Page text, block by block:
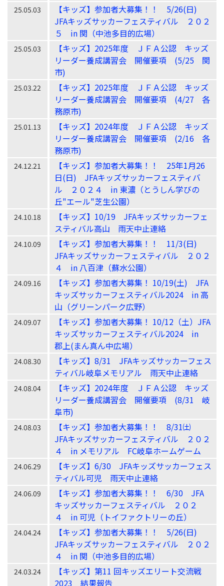
25.05.03
【キッズ】参加者大募集！！ 5/26(日)
JFAキッズサッカーフェスティバル ２０２
５ in 関（中池多目的広場）
25.05.03
【キッズ】2025年度 ＪＦＡ公認 キッズ
リーダー養成講習会 開催要項 (5/25 関
市)
25.03.22
【キッズ】2025年度 ＪＦＡ公認 キッズ
リーダー養成講習会 開催要項 (4/27 各
務原市)
25.01.13
【キッズ】2024年度 ＪＦＡ公認 キッズ
リーダー養成講習会 開催要項 (2/16 各
務原市)
24.12.21
【キッズ】参加者大募集！！ 25年1月26
日(日) JFAキッズサッカーフェスティバ
ル ２０２４ in 東濃（とうしん学びの
丘"エール"芝生公園）
24.10.18
【キッズ】10/19 JFAキッズサッカーフェ
スティバル高山 雨天中止連絡
24.10.09
【キッズ】参加者大募集！！ 11/3(日)
JFAキッズサッカーフェスティバル ２０２
４ in 八百津（蘇水公園）
24.09.16
【キッズ】参加者大募集！ 10/19(土) JFA
キッズサッカーフェスティバル2024 in 高
山（グリーンパーク広野）
24.09.07
【キッズ】参加者大募集！ 10/12（土）JFA
キッズサッカーフェスティバル2024 in
郡上(まん真ん中広場）
24.08.30
【キッズ】8/31 JFAキッズサッカーフェス
ティバル岐阜メモリアル 雨天中止連絡
24.08.04
【キッズ】2024年度 ＪＦＡ公認 キッズ
リーダー養成講習会 開催要項 (8/31 岐
阜市)
24.08.03
【キッズ】参加者大募集！！ 8/31㈯
JFAキッズサッカーフェスティバル ２０２
４ in メモリアル FC岐阜ホームゲーム
24.06.29
【キッズ】6/30 JFAキッズサッカーフェス
ティバル可児 雨天中止連絡
24.06.09
【キッズ】参加者大募集！！ 6/30 JFA
キッズサッカーフェスティバル ２０２
４ in 可児（トイファクトリーの丘）
24.04.24
【キッズ】参加者大募集！！ 5/26(日)
JFAキッズサッカーフェスティバル ２０２
４ in 関（中池多目的広場）
24.03.24
【キッズ】第11 回キッズエリート交流戦
2023 結果報告